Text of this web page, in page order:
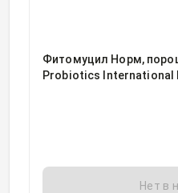
Фитомуцил Норм,
Probiotics International
Нет в